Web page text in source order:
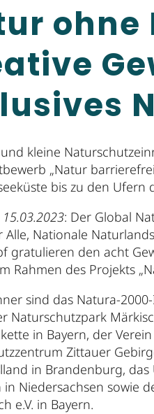
ohne
kleine
„Natur
bis zu den Ufern
15.03.2023: Der Global
Alle, Nationale
gratulieren den acht
Rahmen des Projekts
sind das Natura-
Naturschutzpark
in Bayern, der
Zittauer
in Brandenburg,
in Niedersachsen sowie
e.V. in Bayern.